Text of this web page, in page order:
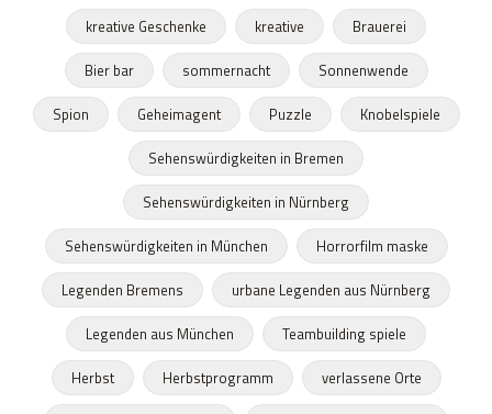
kreative Geschenke
kreative
Brauerei
Bier bar
sommernacht
Sonnenwende
Spion
Geheimagent Puzzle
Knobelspiele
Sehenswürdigkeiten in Bremen
Sehenswürdigkeiten in Nürnberg
Sehenswürdigkeiten in München
Horrorfilm maske
Legenden Bremens
urbane Legenden aus Nürnberg
Legenden aus München
Teambuilding spiele
Herbst
Herbstprogramm
verlassene Orte